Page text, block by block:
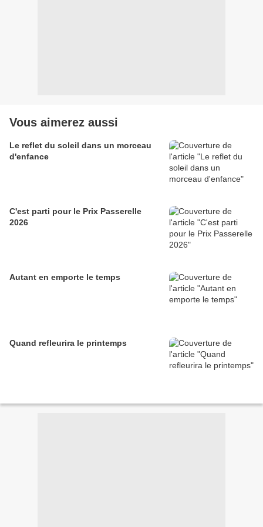
Vous aimerez aussi
Le reflet du soleil dans un morceau
d'enfance
C'est parti pour le Prix Passerelle
2026
Autant en emporte le temps
Quand refleurira le printemps